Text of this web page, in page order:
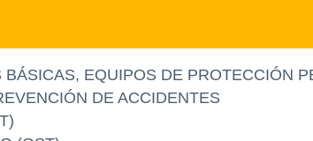
EQUIPOS DE PROTECCIÓN
DE ACCIDENTES